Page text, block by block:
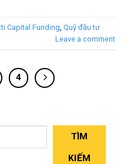
Capital Funding Quỹ đầu tư
Leave a comment
4
TÌM
KIẾM